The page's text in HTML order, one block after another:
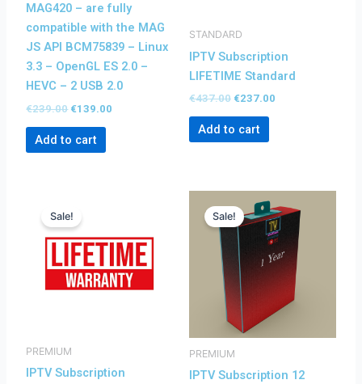
MAG420 – are fully
compatible with the MAG
JS API BCM75839 – Linux
3.3 – OpenGL ES 2.0 –
HEVC – 2 USB 2.0
€239.00 €139.00
Add to cart
STANDARD
IPTV Subscription
LIFETIME Standard
€437.00 €237.00
Add to cart
Sale!
PREMIUM
IPTV Subscription
price
was:
€467.00.€267.00.
Sale!
PREMIUM
IPTV Subscription 12
price
was:
€105.00.
price
is:
€89.00.